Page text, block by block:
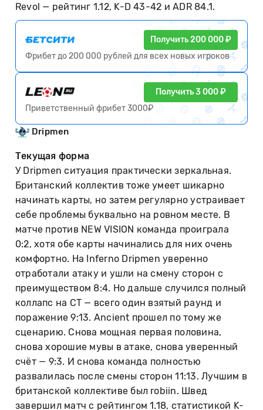
Revol — рейтинг 1.12, K-D 43-42 и ADR 84.1.
Получить 200 000 ₽
Фрибет до 200 000 рублей для всех новых игроков
Получить 3 000 ₽
Приветственный фрибет 3000₽
Dripmen
Текущая форма
У Dripmen ситуация практически зеркальная.
Британский коллектив тоже умеет шикарно
начинать карты, но затем регулярно устраивает
себе проблемы буквально на ровном месте. В
матче против NEW VISION команда проиграла
0:2, хотя обе карты начинались для них очень
комфортно. На Inferno Dripmen уверенно
отработали атаку и ушли на смену сторон с
преимуществом 8:4. Но дальше случился полный
коллапс на CT — всего один взятый раунд и
поражение 9:13. Ancient прошел по тому же
сценарию. Снова мощная первая половина,
снова хорошие мувы в атаке, снова уверенный
счёт — 9:3. И снова команда полностью
развалилась после смены сторон 11:13. Лучшим в
британской коллективе был robiin. Швед
завершил матч с рейтингом 1.18, статистикой K-